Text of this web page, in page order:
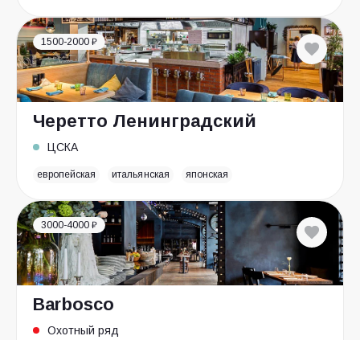
1500-2000 ₽
Черетто Ленинградский
ЦСКА
европейская итальянская японская
3000-4000 ₽
Barbosco
Охотный ряд